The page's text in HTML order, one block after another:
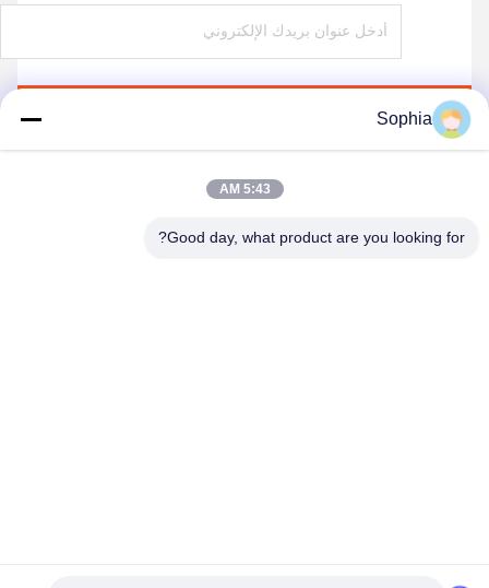
Sophia
5:43 AM
Good day, what product are you looking for?